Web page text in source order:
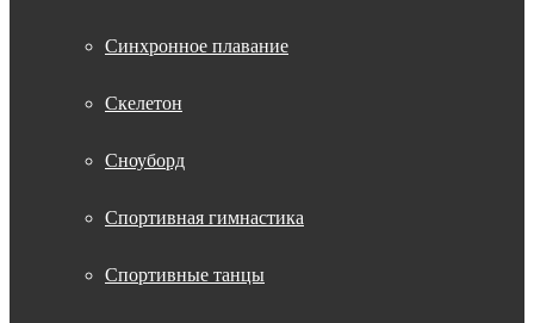
Синхронное плавание
Скелетон
Сноуборд
Спортивная гимнастика
Спортивные танцы